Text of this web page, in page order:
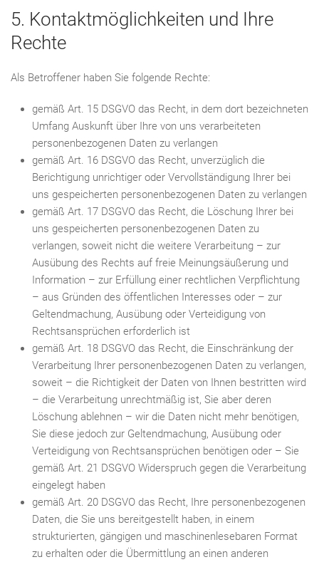
5. Kontaktmöglichkeiten und Ihre
Rechte
Als Betroffener haben Sie folgende Rechte:
gemäß Art. 15 DSGVO das Recht, in dem dort bezeichneten
Umfang Auskunft über Ihre von uns verarbeiteten
personenbezogenen Daten zu verlangen
gemäß Art. 16 DSGVO das Recht, unverzüglich die
Berichtigung unrichtiger oder Vervollständigung Ihrer bei
uns gespeicherten personenbezogenen Daten zu verlangen
gemäß Art. 17 DSGVO das Recht, die Löschung Ihrer bei
uns gespeicherten personenbezogenen Daten zu
verlangen, soweit nicht die weitere Verarbeitung – zur
Ausübung des Rechts auf freie Meinungsäußerung und
Information – zur Erfüllung einer rechtlichen Verpflichtung
– aus Gründen des öffentlichen Interesses oder – zur
Geltendmachung, Ausübung oder Verteidigung von
Rechtsansprüchen erforderlich ist
gemäß Art. 18 DSGVO das Recht, die Einschränkung der
Verarbeitung Ihrer personenbezogenen Daten zu verlangen,
soweit – die Richtigkeit der Daten von Ihnen bestritten wird
– die Verarbeitung unrechtmäßig ist, Sie aber deren
Löschung ablehnen – wir die Daten nicht mehr benötigen,
Sie diese jedoch zur Geltendmachung, Ausübung oder
Verteidigung von Rechtsansprüchen benötigen oder – Sie
gemäß Art. 21 DSGVO Widerspruch gegen die Verarbeitung
eingelegt haben
gemäß Art. 20 DSGVO das Recht, Ihre personenbezogenen
Daten, die Sie uns bereitgestellt haben, in einem
strukturierten, gängigen und maschinenlesebaren Format
zu erhalten oder die Übermittlung an einen anderen